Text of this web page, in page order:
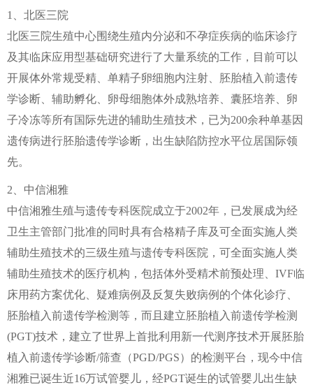
1、北医三院
北医三院生殖中心围绕生殖内分泌和不孕症疾病的临床诊疗
及其临床应用型基础研究进行了大量系统的工作，目前可以
开展体外常规受精、单精子卵细胞内注射、胚胎植入前遗传
学诊断、辅助孵化、卵母细胞体外成熟培养、囊胚培养、卵
子冷冻等所有国际先进的辅助生殖技术，已为200余种单基因
遗传病进行胚胎遗传学诊断，出生缺陷防控水平位居国际领
先。
2、中信湘雅
中信湘雅生殖与遗传专科医院成立于2002年，已发展成为经
卫生主管部门批准的同时具有合格精子库及可全面实施人类
辅助生殖技术的三级生殖与遗传专科医院，可全面实施人类
辅助生殖技术的医疗机构，包括体外受精术前预处理、IVF临
床用药方案优化、疑难病例及反复失败病例的个体化诊疗、
胚胎植入前遗传学检测等，而且建立胚胎植入前遗传学检测
(PGT)技术，建立了世界上首批利用新一代测序技术开展胚胎
植入前遗传学诊断/筛查（PGD/PGS）的检测平台，现今中信
湘雅已诞生近16万试管婴儿，经PGT诞生的试管婴儿出生缺